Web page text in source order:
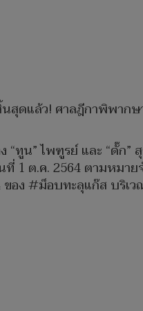
สุดแล้ว! ศาลฎีกาพิพาก
ทูน” ไพฑูรย์ และ “ดั๊ก”
ที่ 1 ต.ค. 2564 ตามหมา
ของ #ม็อบทะลุแก๊ส บริเ